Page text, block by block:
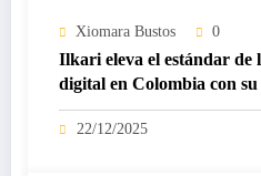
Xiomara Bustos 0
Ilkari eleva el estándar de
digital en Colombia con
certificado Nivel IV de
22/12/2025